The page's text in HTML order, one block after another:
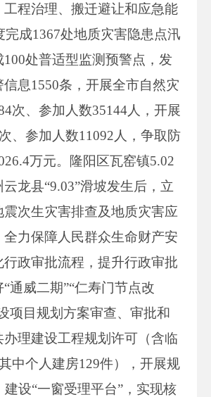
工程治理、搬迁避让和应急能
完成1367处地质灾害隐患点汛
处普适型监测预警点，发
息1550条，开展全市自然灾
次、参加人数35144人，开展
、参加人数11092人，争取防
万元。隆阳区瓦窑镇5.02
龙县“9.03”滑坡发生后，立
震次生灾害排查及地质灾害应
全力保障人民群众生命财产安
政审批流程，提升行政审批
通威二期”“仁寿门节点改
项目规划方案审查、审批和
理建设工程规划许可（含临
中个人建房129件），开展规
建设“一窗受理平台”，实现核